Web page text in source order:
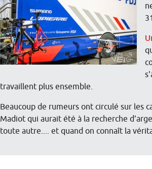
travaillent plus ensemble.
Beaucoup de rumeurs ont circulé sur les
Madiot qui aurait été à la recherche
toute autre.... et quand on connaît la